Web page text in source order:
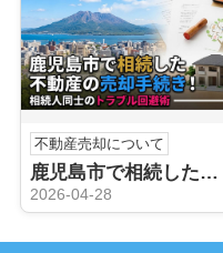
不動産売却について
鹿児島市で相続した不動産の売却手続き！相続人同士のトラブル回避術
2026-04-28